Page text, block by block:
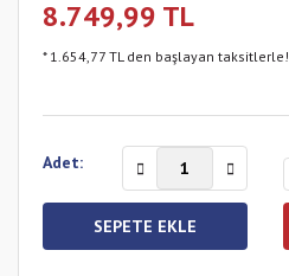
8.749,99 TL
* 1.654,77 TL den başlayan taksitlerle!
Adet:
SEPETE EKLE